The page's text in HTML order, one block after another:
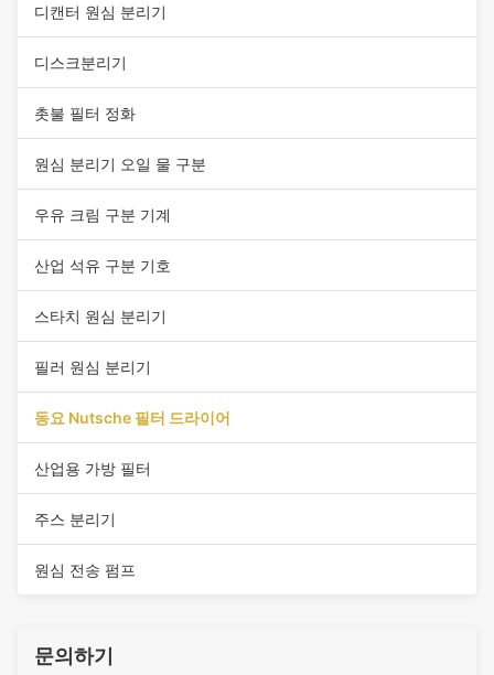
디캔터 원심 분리기
디스크분리기
촛불 필터 정화
원심 분리기 오일 물 구분
우유 크림 구분 기계
산업 석유 구분 기호
스타치 원심 분리기
필러 원심 분리기
동요 Nutsche 필터 드라이어
산업용 가방 필터
주스 분리기
원심 전송 펌프
문의하기